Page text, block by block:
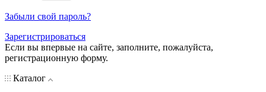
Забыли свой пароль?
Зарегистрироваться
Если вы впервые на сайте, заполните, пожалуйста,
регистрационную форму.
Каталог